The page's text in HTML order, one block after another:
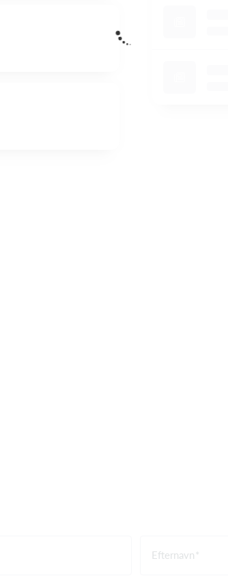
Efternavn